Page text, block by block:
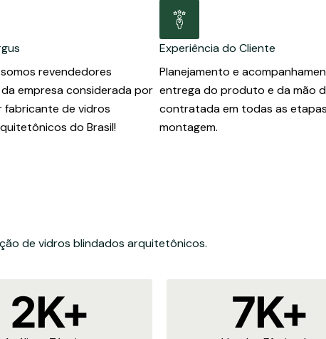
revendedores
empresa considerada por
fabricante de vidros
do Brasil!
Experiência do Cliente
Planejamento e
entrega do produto e da mão
contratada em todas as
montagem.
de vidros blindados arquitetônicos.
2K+ 7K+